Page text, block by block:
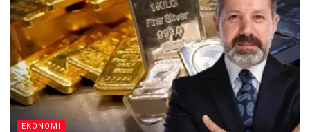
EKONOMI